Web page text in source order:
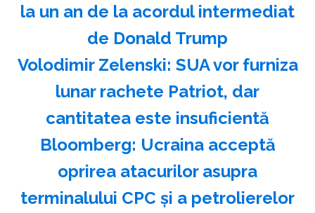
la un an de la acordul intermediat
de Donald Trump
Volodimir Zelenski: SUA vor furniza
lunar rachete Patriot, dar
cantitatea este insuficientă
Bloomberg: Ucraina acceptă
oprirea atacurilor asupra
terminalului CPC şi a petrolierelor